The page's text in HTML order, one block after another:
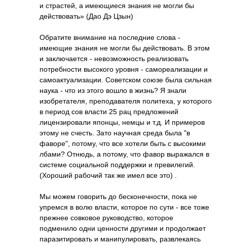
и страстей, а имеющиеся знания не могли бы
действовать» (Дао Дэ Цзын)
Обратите внимание на последние слова -
имеющие знания не могли бы действовать. В этом
и заключается - невозможность реализовать
потребности высокого уровня - самореализации и
самоактуализации­. Советском союзе была сильная
наука - что из этого вошло в жизнь? Я знали
изобретателя, преподавателя политеха, у которого
в период сов власти 25 рац предложений
лицензировали японцы, немцы и т.д. И примеров
этому не счесть. Зато научная среда была "в
фаворе", потому, что все хотели быть с высокими
лбами? Отнюдь, а потому, что фавор выражался в
системе социальной поддержки и превилегий.
(Хороший рабочий так же имел все это) .
Мы можем говорить до бесконечности, пока не
упремся в волю власти, которое по сути - все тоже
прежнее совковое руководство, которое
подменило одни ценности другими и продолжает
паразитировать и манипулировать, развлекаясь